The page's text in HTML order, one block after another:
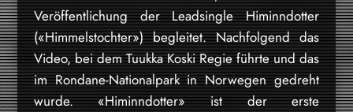
Veröffentlichung der Leadsingle Himinndotter
(«Himmelstochter») begleitet. Nachfolgend das
Video, bei dem Tuukka Koski Regie führte und das
im Rondane-Nationalpark in Norwegen gedreht
wurde. «Himinndotter» ist der erste